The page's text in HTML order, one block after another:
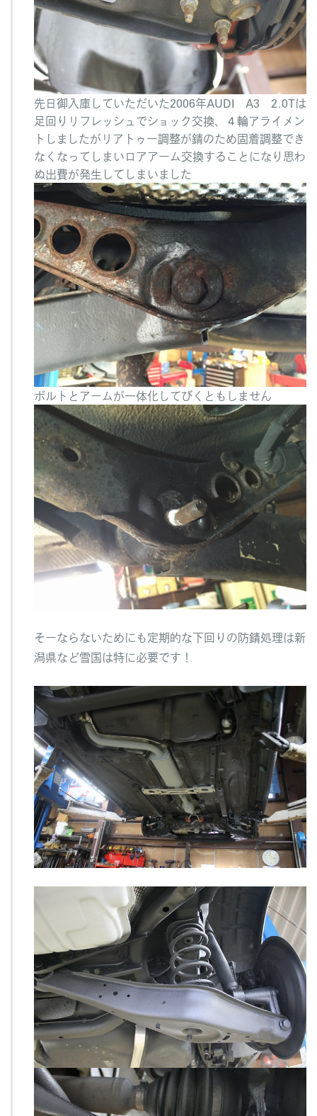
先日御入庫していただいた2006年AUDI A3 2.0Tは
足回りリフレッシュでショック交換、４輪アライメン
トしましたがリアトゥー調整が錆のため固着調整でき
なくなってしまいロアアーム交換することになり思わ
ぬ出費が発生してしまいました
ボルトとアームが一体化してびくともしません
そーならないためにも定期的な下回りの防錆処理は新
潟県など雪国は特に必要です！